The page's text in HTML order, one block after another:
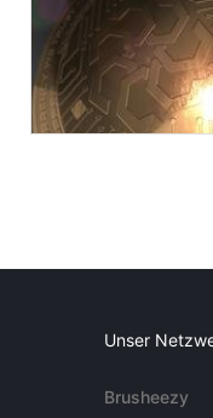
Unser
Brusheezy